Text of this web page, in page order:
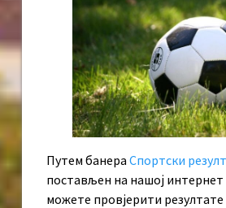
Путем банера Спортски
постављен на нашој
можете провјерити